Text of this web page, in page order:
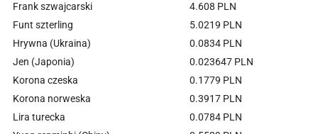
Frank szwajcarski
4.608 PLN
Funt szterling
5.0219 PLN
Hrywna (Ukraina)
0.0834 PLN
Jen (Japonia)
0.023647 PLN
Korona czeska
0.1779 PLN
Korona norweska
0.3917 PLN
Lira turecka
0.0784 PLN